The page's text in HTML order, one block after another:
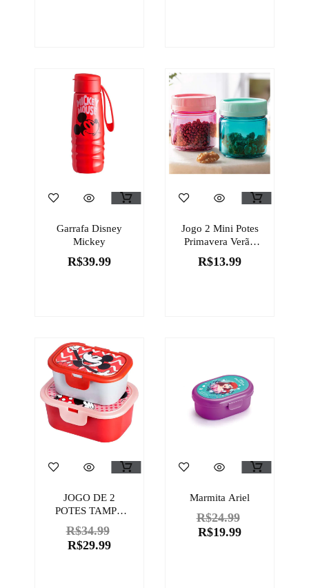
Garrafa Disney
Mickey
R$39.99
Jogo 2 Mini Potes
Primavera Verão
Rosa E Verde
R$13.99
JOGO DE 2
POTES TAMPA
FIXA DISNEY
R$34.99
R$29.99
Marmita Ariel
R$24.99
R$19.99